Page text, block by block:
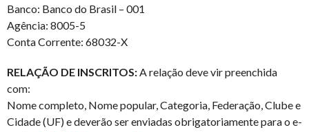
Banco: Banco do Brasil – 001
Agência: 8005-5
Conta Corrente: 68032-X
RELAÇÃO DE INSCRITOS:A relação deve vir preenchida
com:
Nome completo, Nome popular, Categoria, Federação, Clube e
Cidade (UF) e deverão ser enviadas obrigatoriamente para o e-